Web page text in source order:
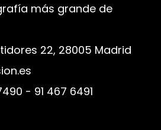
más grande de
22, 28005 Madrid
- 91 467 6491